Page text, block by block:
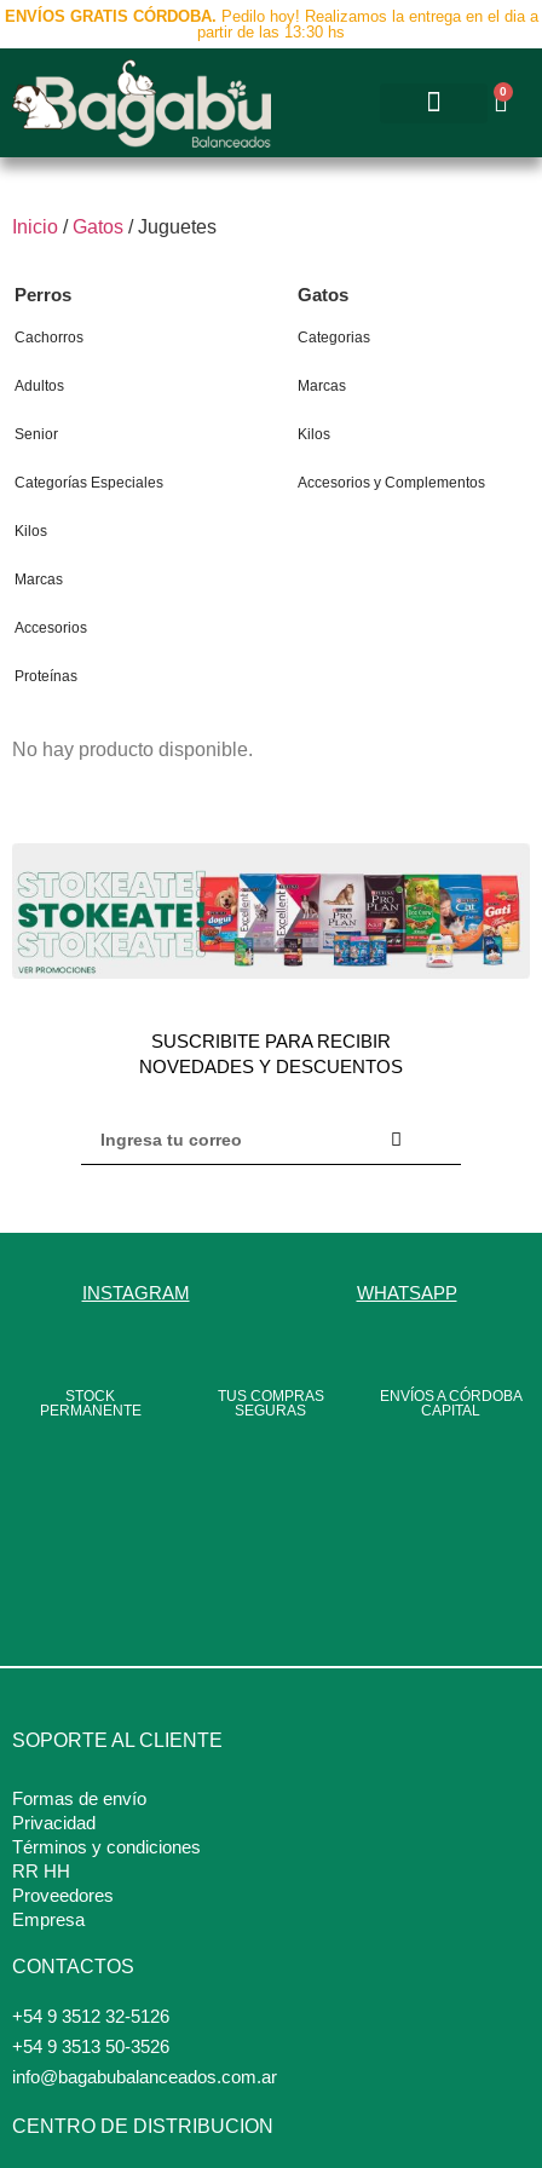
ENVÍOS GRATIS CÓRDOBA. Pedilo hoy! Realizamos la entrega en el dia a
partir de las 13:30 hs
0
Inicio /Gatos / Juguetes
Perros
Cachorros
Adultos
Senior
Categorías Especiales
Kilos
Marcas
Accesorios
Proteínas
Gatos
Categorias
Marcas
Kilos
Accesorios y Complementos
No hay producto disponible.
SUSCRIBITE PARA RECIBIR
NOVEDADES Y DESCUENTOS
INSTAGRAM WHATSAPP
STOCK
PERMANENTE
TUS COMPRAS
SEGURAS
ENVÍOS A CÓRDOBA
CAPITAL
SOPORTE AL CLIENTE
Formas de envío
Privacidad
Términos y condiciones
RR HH
Proveedores
Empresa
CONTACTOS
+54 9 3512 32-5126
+54 9 3513 50-3526
info@bagabubalanceados.com.ar
CENTRO DE DISTRIBUCION